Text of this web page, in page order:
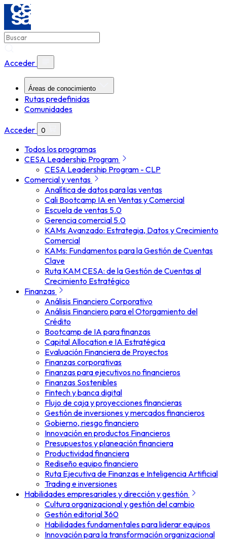
Acceder
Áreas de conocimiento
Rutas predefinidas
Comunidades
Acceder 0
Todos los programas
CESA Leadership Program
CESA Leadership Program - CLP
Comercial y ventas
Analítica de datos para las ventas
Cali Bootcamp IA en Ventas y Comercial
Escuela de ventas 5.0
Gerencia comercial 5.0
KAMs Avanzado: Estrategia, Datos y Crecimiento
Comercial
KAMs: Fundamentos para la Gestión de Cuentas
Clave
Ruta KAM CESA: de la Gestión de Cuentas al
Crecimiento Estratégico
Finanzas
Análisis Financiero Corporativo
Análisis Financiero para el Otorgamiento del
Crédito
Bootcamp de IA para finanzas
Capital Allocation e IA Estratégica
Evaluación Financiera de Proyectos
Finanzas corporativas
Finanzas para ejecutivos no financieros
Finanzas Sostenibles
Fintech y banca digital
Flujo de caja y proyecciones financieras
Gestión de inversiones y mercados financieros
Gobierno, riesgo financiero
Innovación en productos Financieros
Presupuestos y planeación financiera
Productividad financiera
Rediseño equipo financiero
Ruta Ejecutiva de Finanzas e Inteligencia Artificial
Trading e inversiones
Habilidades empresariales y dirección y gestión
Cultura organizacional y gestión del cambio
Gestión editorial 360
Habilidades fundamentales para liderar equipos
Innovación para la transformación organizacional